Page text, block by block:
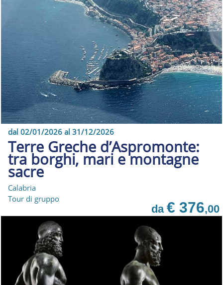
dal 02/01/2026 al 31/12/2026
Terre Greche d’Aspromonte:
tra borghi, mari e montagne
sacre
Calabria
Tour di gruppo
da € 376,00